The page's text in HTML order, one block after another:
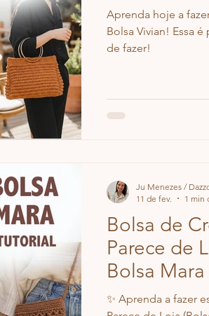
Aprenda hoje a
Bolsa Vivian! Essa
de fazer!
Bolsa de
Parece de
Bolsa Mara
✨ Aprenda a fazer
Ju Menezes /
11 de fev.
1 min